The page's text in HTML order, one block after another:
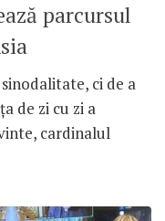
parcursul
ci de a
de zi cu zi a
cardinalul